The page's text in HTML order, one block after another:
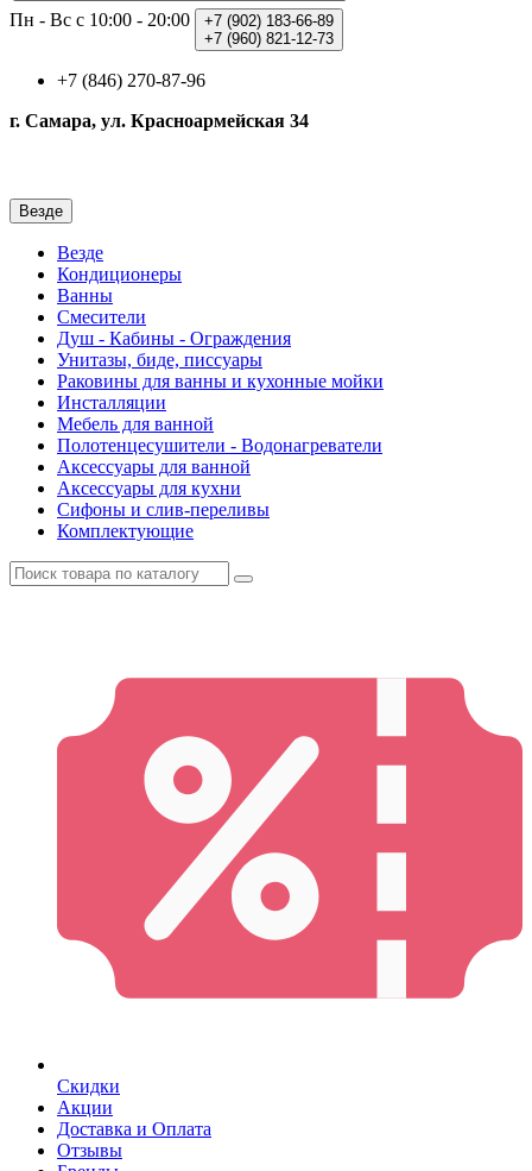
Пн - Вс с 10:00 - 20:00 +7 (902) 183-66-89
+7 (960) 821-12-73
+7 (846) 270-87-96
г. Самара, ул. Красноармейская 34
Везде
Везде
Кондиционеры
Ванны
Смесители
Душ - Кабины - Ограждения
Унитазы, биде, писсуары
Раковины для ванны и кухонные мойки
Инсталляции
Мебель для ванной
Полотенцесушители - Водонагреватели
Аксессуары для ванной
Аксессуары для кухни
Сифоны и слив-переливы
Комплектующие
Скидки
Акции
Доставка и Оплата
Отзывы